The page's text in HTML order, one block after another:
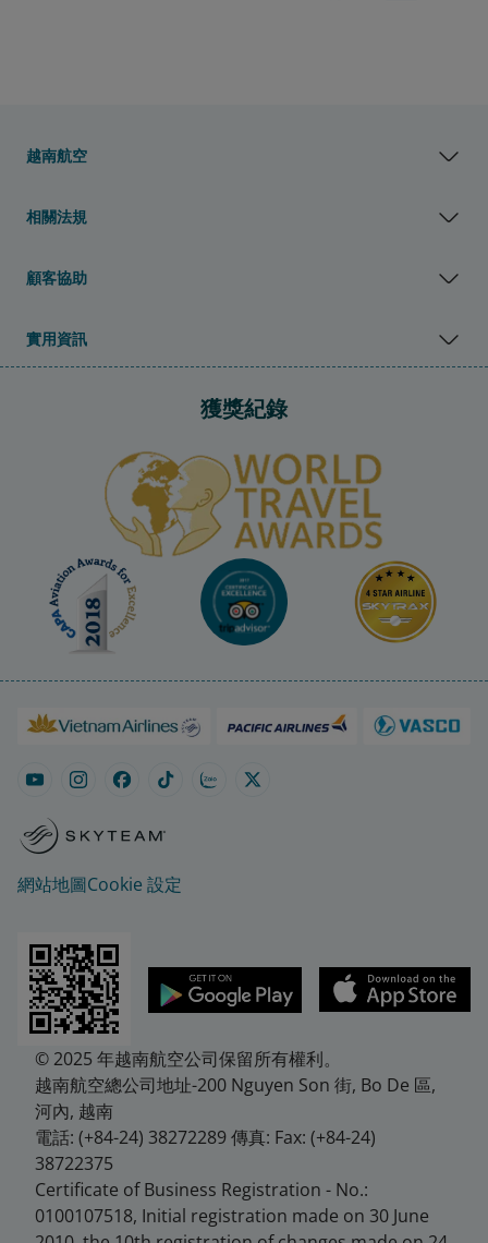
越南航空
相關法規
顧客協助
實用資訊
獲獎紀錄
網站地圖Cookie 設定
© 2025 年越南航空公司保留所有權利。
越南航空總公司地址-200 Nguyen Son 街, Bo De 區,
河內, 越南
電話: (+84-24) 38272289 傳真: Fax: (+84-24)
38722375
Certificate of Business Registration - No.:
0100107518, Initial registration made on 30 June